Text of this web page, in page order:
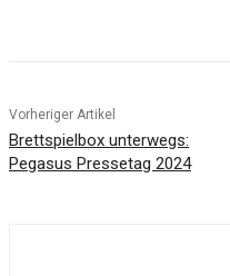
Vorheriger Artikel
Brettspielbox unterwegs:
Pegasus Pressetag 2024